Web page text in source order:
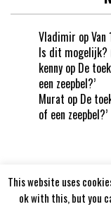
Vladimir op
Is dit mogelijk?
kenny op De
een zeepbel?’
Murat op De
of een zeepbel?’
This website uses
ok with this, but you